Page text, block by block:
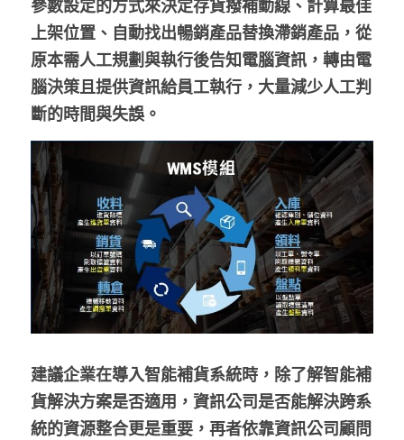
參數設定的方式來決定存貨撥補動線、計算最佳
上架位置、自動找出暢銷產品替換滯銷產品，從
原本需人工規劃與執行後告知電腦資訊，轉由電
腦決策且提供資訊給員工執行，大量減少人工判
斷的時間與失誤。
建議企業在導入智能補貨系統時，除了解智能補
貨解決方案是否適用，資訊公司是否能解決跨系
統的資源整合更是重要，再者依靠資訊公司顧問